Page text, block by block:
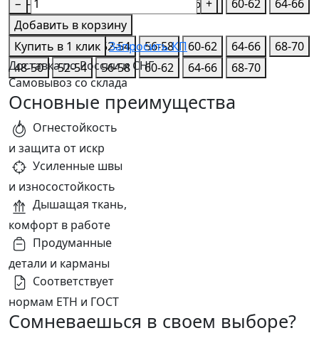
40-42
56-58 60-62
64-66
68-70
44-46
48-50 52-54 56-58 60-62 64-66
68-70
48-50
52-54 56-58 60-62 64-66 68-70
−
+
Добавить в корзину
Купить в 1 клик Запросить КП
Доставка по России и СНГ
Самовывоз со склада
Основные преимущества
Огнестойкость
и защита от искр
Усиленные швы
и износостойкость
Дышащая ткань,
комфорт в работе
Продуманные
детали и карманы
Соответствует
нормам ЕТН и ГОСТ
Сомневаешься в своем выборе?